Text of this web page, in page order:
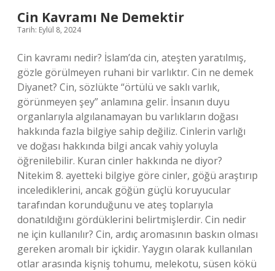
Cin Kavramı Ne Demektir
Tarih: Eylül 8, 2024
Cin kavramı nedir? İslam’da cin, ateşten yaratılmış,
gözle görülmeyen ruhani bir varlıktır. Cin ne demek
Diyanet? Cin, sözlükte “örtülü ve saklı varlık,
görünmeyen şey” anlamına gelir. İnsanın duyu
organlarıyla algılanamayan bu varlıkların doğası
hakkında fazla bilgiye sahip değiliz. Cinlerin varlığı
ve doğası hakkında bilgi ancak vahiy yoluyla
öğrenilebilir. Kuran cinler hakkında ne diyor?
Nitekim 8. ayetteki bilgiye göre cinler, göğü araştırıp
incelediklerini, ancak göğün güçlü koruyucular
tarafından korunduğunu ve ateş toplarıyla
donatıldığını gördüklerini belirtmişlerdir. Cin nedir
ne için kullanılır? Cin, ardıç aromasının baskın olması
gereken aromalı bir içkidir. Yaygın olarak kullanılan
otlar arasında kişniş tohumu, melekotu, süsen kökü